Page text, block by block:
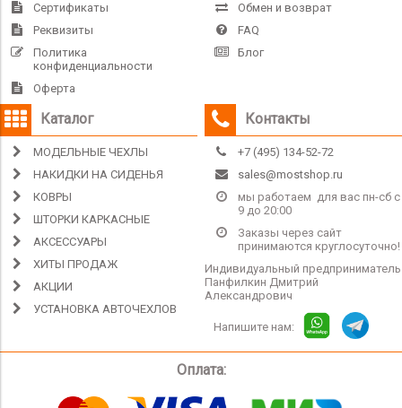
Сертификаты
Реквизиты
Политика
конфиденциальности
Оферта
Обмен и возврат
FAQ
Блог
Каталог
МОДЕЛЬНЫЕ ЧЕХЛЫ
НАКИДКИ НА СИДЕНЬЯ
КОВРЫ
ШТОРКИ КАРКАСНЫЕ
АКСЕССУАРЫ
ХИТЫ ПРОДАЖ
АКЦИИ
УСТАНОВКА АВТОЧЕХЛОВ
Контакты
+7 (495) 134-52-72
sales@mostshop.ru
мы работаем для вас пн-сб с
9 до 20:00
Заказы через сайт
принимаются круглосуточно!
Индивидуальный предприниматель
Панфилкин Дмитрий
Александрович
Напишите нам:
Оплата: